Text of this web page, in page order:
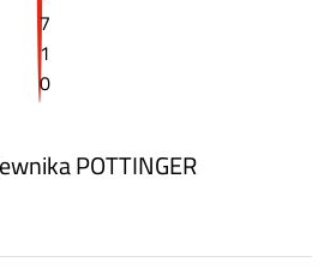
POTTINGER